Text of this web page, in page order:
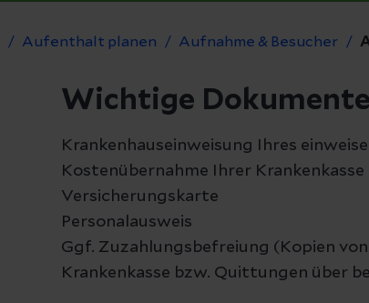
Aufenthalt planen Aufnahme & Besucher
Wichtige
Krankenhauseinweisung Ihres
Kostenübernahme Ihrer Krankenkasse
Versicherungskarte
Personalausweis
Ggf. Zuzahlungsbefreiung (Kopien
Krankenkasse bzw. Quittungen über